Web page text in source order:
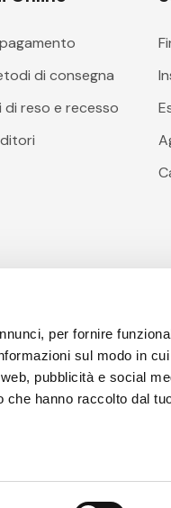
per fornire
sul modo in
pubblicità e social
hanno raccolto dal
di consegna
di reso e recesso
I.V.A e Iscrizione
Hi.Fi. S.r.l. 2023 |
Hirooks